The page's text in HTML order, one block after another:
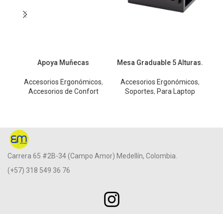
Apoya Muñecas
Accesorios Ergonómicos,
Accesorios de Confort
Mesa Graduable 5 Alturas.
Accesorios Ergonómicos,
Soportes, Para Laptop
Carrera 65 #2B-34 (Campo Amor) Medellín, Colombia.
(+57) 318 549 36 76